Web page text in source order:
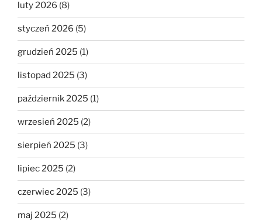
luty 2026 (8)
styczeń 2026 (5)
grudzień 2025 (1)
listopad 2025 (3)
październik 2025 (1)
wrzesień 2025 (2)
sierpień 2025 (3)
lipiec 2025 (2)
czerwiec 2025 (3)
maj 2025 (2)